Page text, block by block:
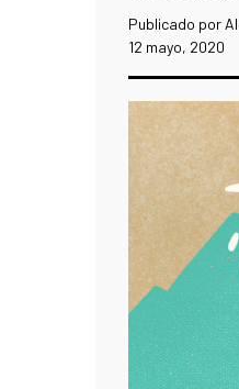
Publicado por
12 mayo, 2020